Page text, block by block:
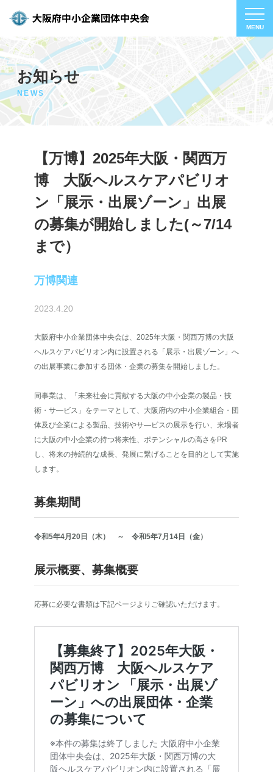
お知らせ
NEWS
【万博】2025年大阪・関西万
博 大阪ヘルスケアパビリオ
ン「展示・出展ゾーン」出展
の募集が開始しました(～7/14
まで）
万博関連
2023.4.20
大阪府中小企業団体中央会は、2025年大阪・関西万博の大阪
ヘルスケアパビリオン内に設置される「展示・出展ゾーン」へ
の出展事業に参加する団体・企業の募集を開始しました。
同事業は、「未来社会に貢献する大阪の中小企業の製品・技
術・サ―ビス」をテーマとして、大阪府内の中小企業組合・団
体及び企業による製品、技術やサ―ビスの展示を行い、来場者
に大阪の中小企業の持つ将来性、ポテンシャルの高さをPR
し、将来の持続的な成長、発展に繋げることを目的として実施
します。
募集期間
令和5年4月20日（木） ～ 令和5年7月14日（金）
展示概要、募集概要
応募に必要な書類は下記ページよりご確認いただけます。